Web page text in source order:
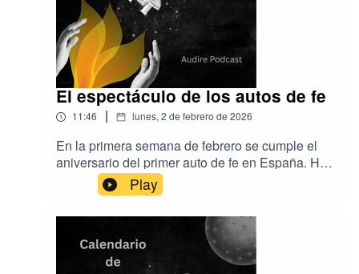
El espectáculo de los autos de fe
11:46 | lunes, 2 de febrero de 2026
En la primera semana de febrero se cumple el
aniversario del primer auto de fe en España. Hoy
hablamos de la Inquisición, de qué comidas
convertían a una persona en sospechosa de
herejía y de dichos de aquella época que han
pasado al español de hoy en día.Música de Aser
Rodríguez y EpidemicSoundProducción de
Audire Podcast.www.audirepodcast.com
Play